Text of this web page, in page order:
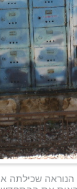
הנוראה